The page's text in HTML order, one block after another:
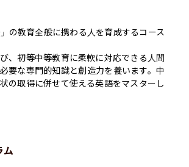
の教育全般に携わる人を育成するコース
、初等中等教育に柔軟に対応できる人間
要な専門的知識と創造力を養います。中
の取得に併せて使える英語をマスターし
ム